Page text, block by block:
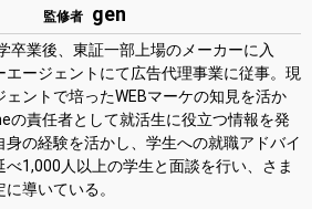
監修者 gen
卒業後、東証一部上場のメーカーに入
エージェントにて広告代理事業に従事。現
ントで培ったWEBマーケの知見を活か
の責任者として就活生に役立つ情報を発
身の経験を活かし、学生への就職アドバイ
べ1,000人以上の学生と面談を行い、さま
導いている。